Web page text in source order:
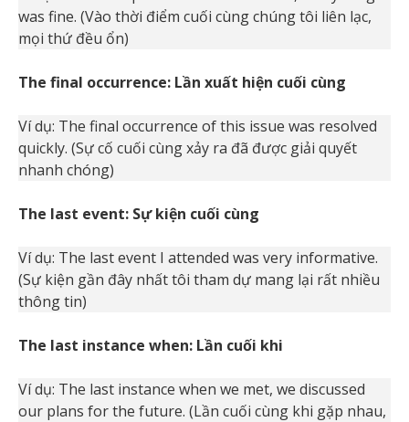
was fine. (Vào thời điểm cuối cùng chúng tôi liên lạc,
mọi thứ đều ổn)
The final occurrence: Lần xuất hiện cuối cùng
Ví dụ: The final occurrence of this issue was resolved
quickly. (Sự cố cuối cùng xảy ra đã được giải quyết
nhanh chóng)
The last event: Sự kiện cuối cùng
Ví dụ: The last event I attended was very informative.
(Sự kiện gần đây nhất tôi tham dự mang lại rất nhiều
thông tin)
The last instance when: Lần cuối khi
Ví dụ: The last instance when we met, we discussed
our plans for the future. (Lần cuối cùng khi gặp nhau,